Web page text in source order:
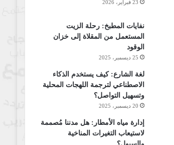
23 فبراير، 2026
نفايات المطبخ: رحلة الزيت
المستعمل من المقلاة إلى خزان
الوقود
25 ديسمبر، 2025
لغة الشارع: كيف يستخدم الذكاء
الاصطناعي لترجمة اللهجات المحلية
وتسهيل التواصل؟
20 ديسمبر، 2025
إدارة مياه الأمطار: هل مدننا مُصممة
لاستيعاب التغيرات المناخية